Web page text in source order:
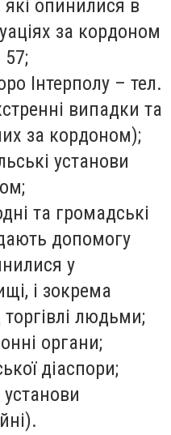
опинилися в
за кордоном
Інтерполу – тел.
випадки та
за кордоном);
установи
та громадські
допомогу
у
і зокрема
людьми;
органи;
діаспори;
установи